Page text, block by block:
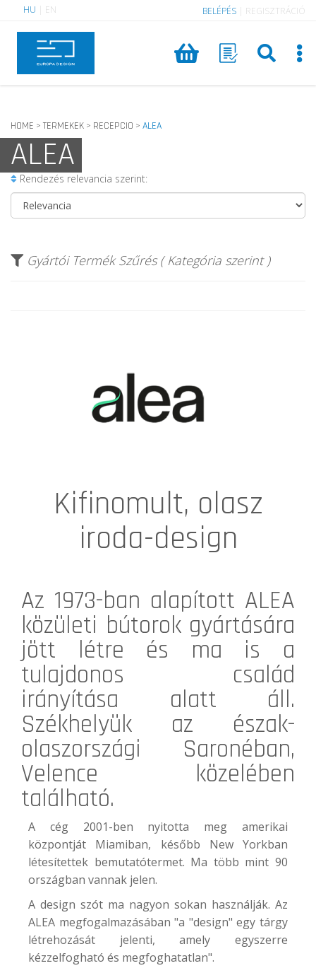
HU EN BELÉPÉS REGISZTRÁCIÓ
HOME > TERMEKEK > RECEPCIO > ALEA
ALEA
Rendezés relevancia szerint:
Gyártói Termék Szűrés ( Kategória szerint )
Kifinomult, olasz
iroda-design
Az 1973-ban alapított ALEA
közületi bútorok gyártására
jött létre és ma is a
tulajdonos család
irányítása alatt áll.
Székhelyük az észak-
olaszországi Saronéban,
Velence közelében
található.
A cég 2001-ben nyitotta meg amerikai
központját Miamiban, később New Yorkban
létesítettek bemutatótermet. Ma több mint 90
országban vannak jelen.
A design szót ma nagyon sokan használják. Az
ALEA megfogalmazásában "a "design" egy tárgy
létrehozását jelenti, amely egyszerre
kézzelfogható és megfoghatatlan".